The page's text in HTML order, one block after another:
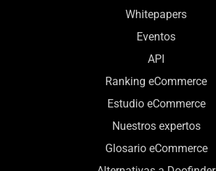
Whitepapers
Eventos
API
Ranking eCommerce
Estudio eCommerce
Nuestros expertos
Glosario eCommerce